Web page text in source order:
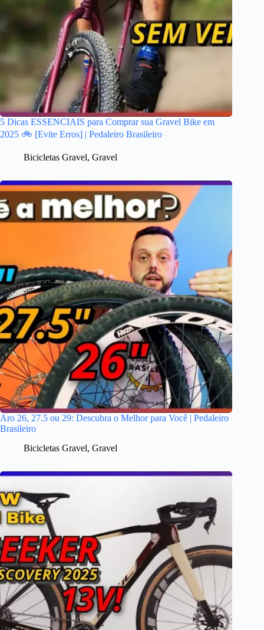
5 Dicas ESSENCIAIS para Comprar sua Gravel Bike em
2025 🚲 [Evite Erros] | Pedaleiro Brasileiro
Bicicletas Gravel, Gravel
Aro 26, 27.5 ou 29: Descubra o Melhor para Você | Pedaleiro
Brasileiro
Bicicletas Gravel, Gravel